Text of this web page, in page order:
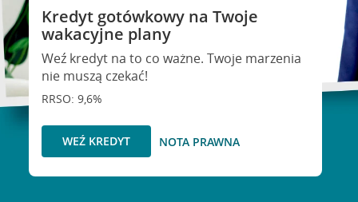
Kredyt gotówkowy na Twoje
wakacyjne plany
Weź kredyt na to co ważne. Twoje marzenia
nie muszą czekać!
RRSO: 9,6%
WEŹ KREDYT NOTA PRAWNA